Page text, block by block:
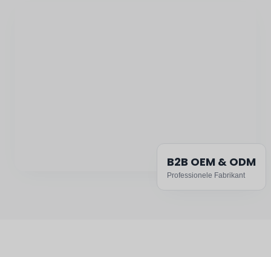
B2B OEM & ODM
Professionele Fabrikant